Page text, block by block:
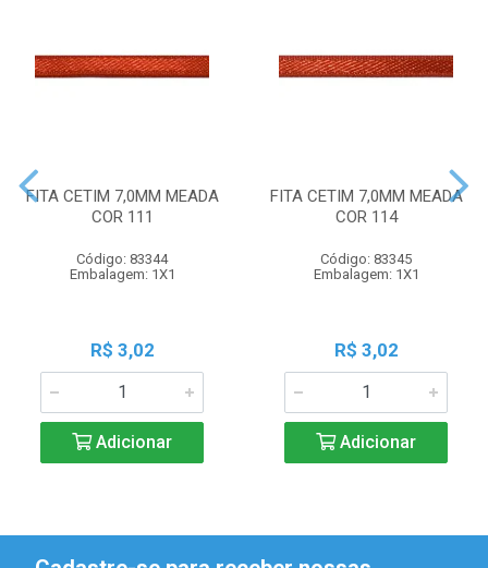
FITA CETIM 7,0MM MEADA
COR 111
Código: 83344
Embalagem: 1X1
R$ 3,02
Adicionar
FITA CETIM 7,0MM MEADA
COR 114
Código: 83345
Embalagem: 1X1
R$ 3,02
Adicionar